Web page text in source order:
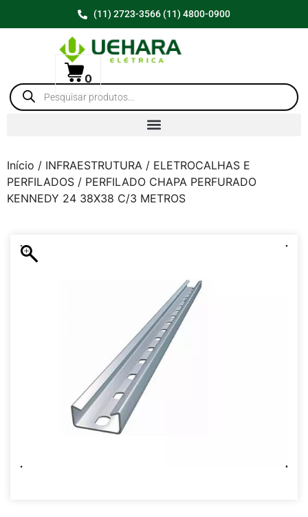
(11) 2723-3566 (11) 4800-0900
0
Início / INFRAESTRUTURA / ELETROCALHAS E
PERFILADOS / PERFILADO CHAPA PERFURADO
KENNEDY 24 38X38 C/3 METROS